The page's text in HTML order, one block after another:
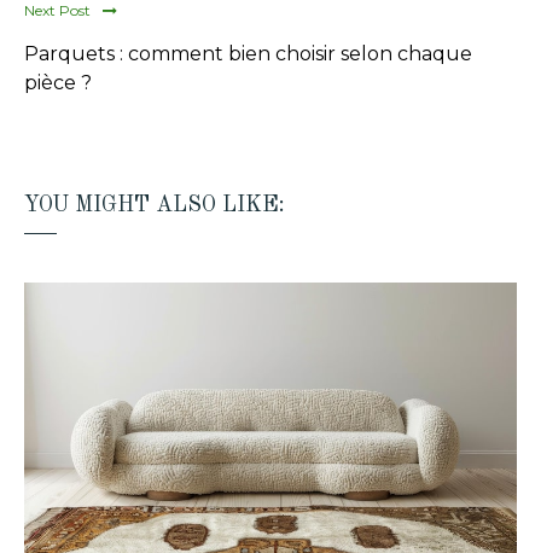
Next Post
Parquets : comment bien choisir selon chaque
pièce ?
YOU MIGHT ALSO LIKE: